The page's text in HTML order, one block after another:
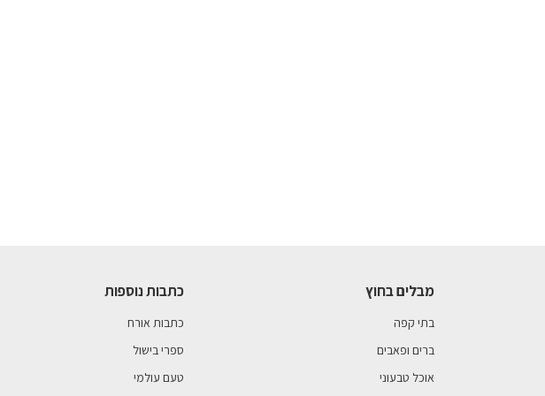
מבלים בחוץ
בתי קפה
ברים ופאבים
אוכל טבעוני
כתבות נוספות
כתבות אורח
ספרי בישול
טעם עולמי